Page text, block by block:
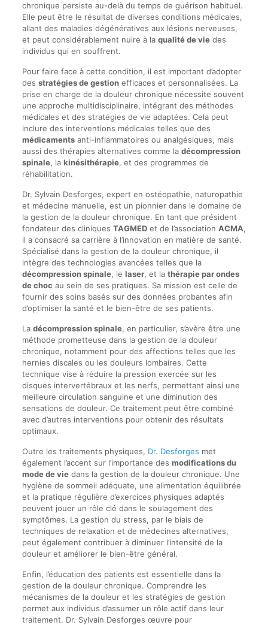
chronique persiste au-delà du temps de guérison habituel.
Elle peut être le résultat de diverses conditions médicales,
allant des maladies dégénératives aux lésions nerveuses,
et peut considérablement nuire à la qualité de viedes
individus qui en souffrent.
Pour faire face à cette condition, il est important d’adopter
des stratégies de gestionefficaces et personnalisées. La
prise en charge de la douleur chronique nécessite souvent
une approche multidisciplinaire, intégrant des méthodes
médicales et des stratégies de vie adaptées. Cela peut
inclure des interventions médicales telles que des
médicamentsanti-inflammatoires ou analgésiques, mais
aussi des thérapies alternatives comme la décompression
spinale, la kinésithérapie, et des programmes de
réhabilitation.
Dr. Sylvain Desforges, expert en ostéopathie, naturopathie
et médecine manuelle, est un pionnier dans le domaine de
la gestion de la douleur chronique. En tant que président
fondateur des cliniques TAGMEDet de l’association ACMA,
il a consacré sa carrière à l’innovation en matière de santé.
Spécialisé dans la gestion de la douleur chronique, il
intègre des technologies avancées telles que la
décompression spinale, le laser, et la thérapie par ondes
de choc au sein de ses pratiques. Sa mission est celle de
fournir des soins basés sur des données probantes afin
d’optimiser la santé et le bien-être de ses patients.
La décompression spinale, en particulier, s’avère être une
méthode prometteuse dans la gestion de la douleur
chronique, notamment pour des affections telles que les
hernies discales ou les douleurs lombaires. Cette
technique vise à réduire la pression exercée sur les
disques intervertébraux et les nerfs, permettant ainsi une
meilleure circulation sanguine et une diminution des
sensations de douleur. Ce traitement peut être combiné
avec d’autres interventions pour obtenir des résultats
optimaux.
Outre les traitements physiques, Dr. Desforges met
également l’accent sur l’importance des modifications du
mode de viedans la gestion de la douleur chronique. Une
hygiène de sommeil adéquate, une alimentation équilibrée
et la pratique régulière d’exercices physiques adaptés
peuvent jouer un rôle clé dans le soulagement des
symptômes. La gestion du stress, par le biais de
techniques de relaxation et de médecines alternatives,
peut également contribuer à diminuer l’intensité de la
douleur et améliorer le bien-être général.
Enfin, l’éducation des patients est essentielle dans la
gestion de la douleur chronique. Comprendre les
mécanismes de la douleur et les stratégies de gestion
permet aux individus d’assumer un rôle actif dans leur
traitement. Dr. Sylvain Desforges œuvre pour